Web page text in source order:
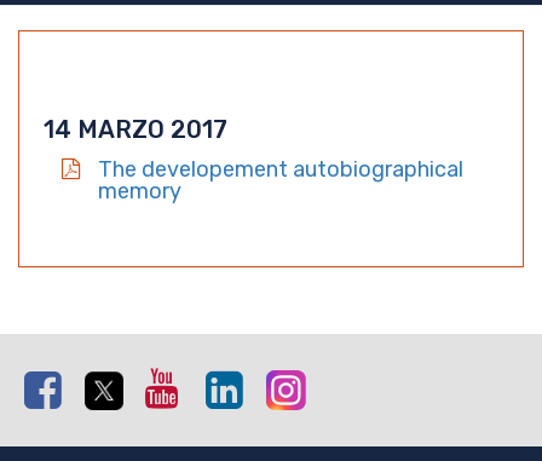
14 MARZO 2017
The developement autobiographical
memory
Facebook Twitter Youtube Linkedin